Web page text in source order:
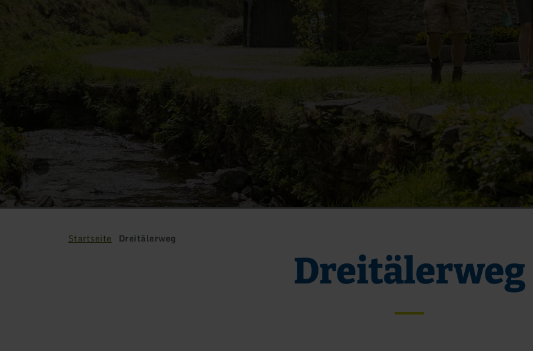
Startseite Dreitälerweg
Dreitälerweg